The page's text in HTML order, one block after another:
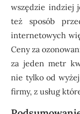
wszędzie indziej
też sposób
internetowych
Ceny za
za jeden metr
nie tylko od
firmy, z usług